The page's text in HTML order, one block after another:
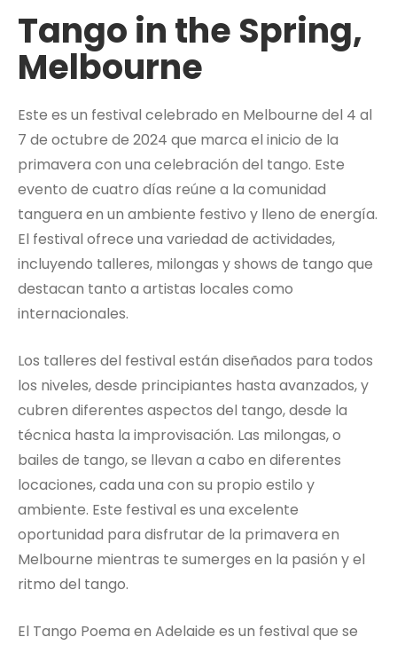
Tango in the Spring,
Melbourne
Este es un festival celebrado en Melbourne del 4 al
7 de octubre de 2024 que marca el inicio de la
primavera con una celebración del tango. Este
evento de cuatro días reúne a la comunidad
tanguera en un ambiente festivo y lleno de energía.
El festival ofrece una variedad de actividades,
incluyendo talleres, milongas y shows de tango que
destacan tanto a artistas locales como
internacionales.
Los talleres del festival están diseñados para todos
los niveles, desde principiantes hasta avanzados, y
cubren diferentes aspectos del tango, desde la
técnica hasta la improvisación. Las milongas, o
bailes de tango, se llevan a cabo en diferentes
locaciones, cada una con su propio estilo y
ambiente. Este festival es una excelente
oportunidad para disfrutar de la primavera en
Melbourne mientras te sumerges en la pasión y el
ritmo del tango.
El Tango Poema en Adelaide es un festival que se